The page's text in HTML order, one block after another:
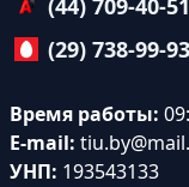
(44) 709-40-51
(29) 738-99-93
Время работы:
E-mail:
УНП: 193543133